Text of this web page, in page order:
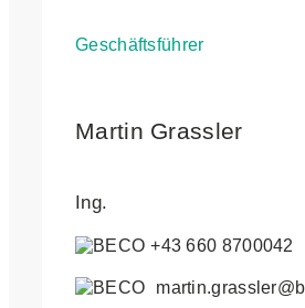
Geschäftsführer
Martin Grassler
Ing.
+43 660 8700042